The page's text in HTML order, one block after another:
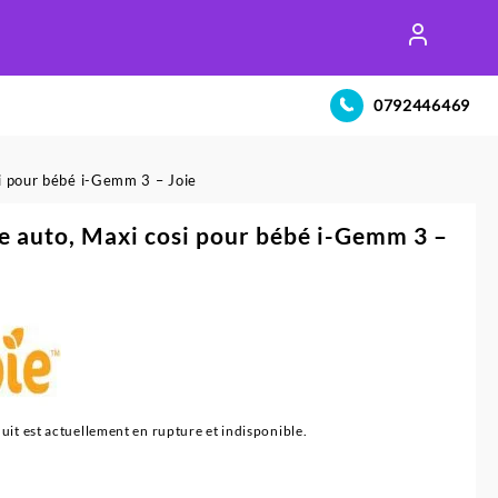
0792446469
bébé i-Gemm 3 – Joie
auto, Maxi cosi pour bébé i-Gemm 3 –
est actuellement en rupture et indisponible.